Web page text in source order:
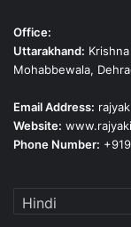
Office:
Uttarakhand:
Mohabbewala,
Email Address:
Website:
Phone Number: